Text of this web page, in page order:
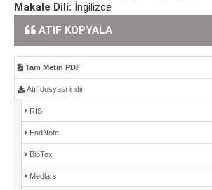
Makale Dili: İngilizce
ATIF KOPYALA
Tam Metin PDF
Atıf dosyası indir
RIS
EndNote
BibTex
Medlars